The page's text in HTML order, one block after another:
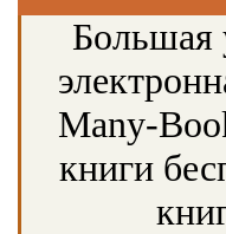
Большая
Many-
книги